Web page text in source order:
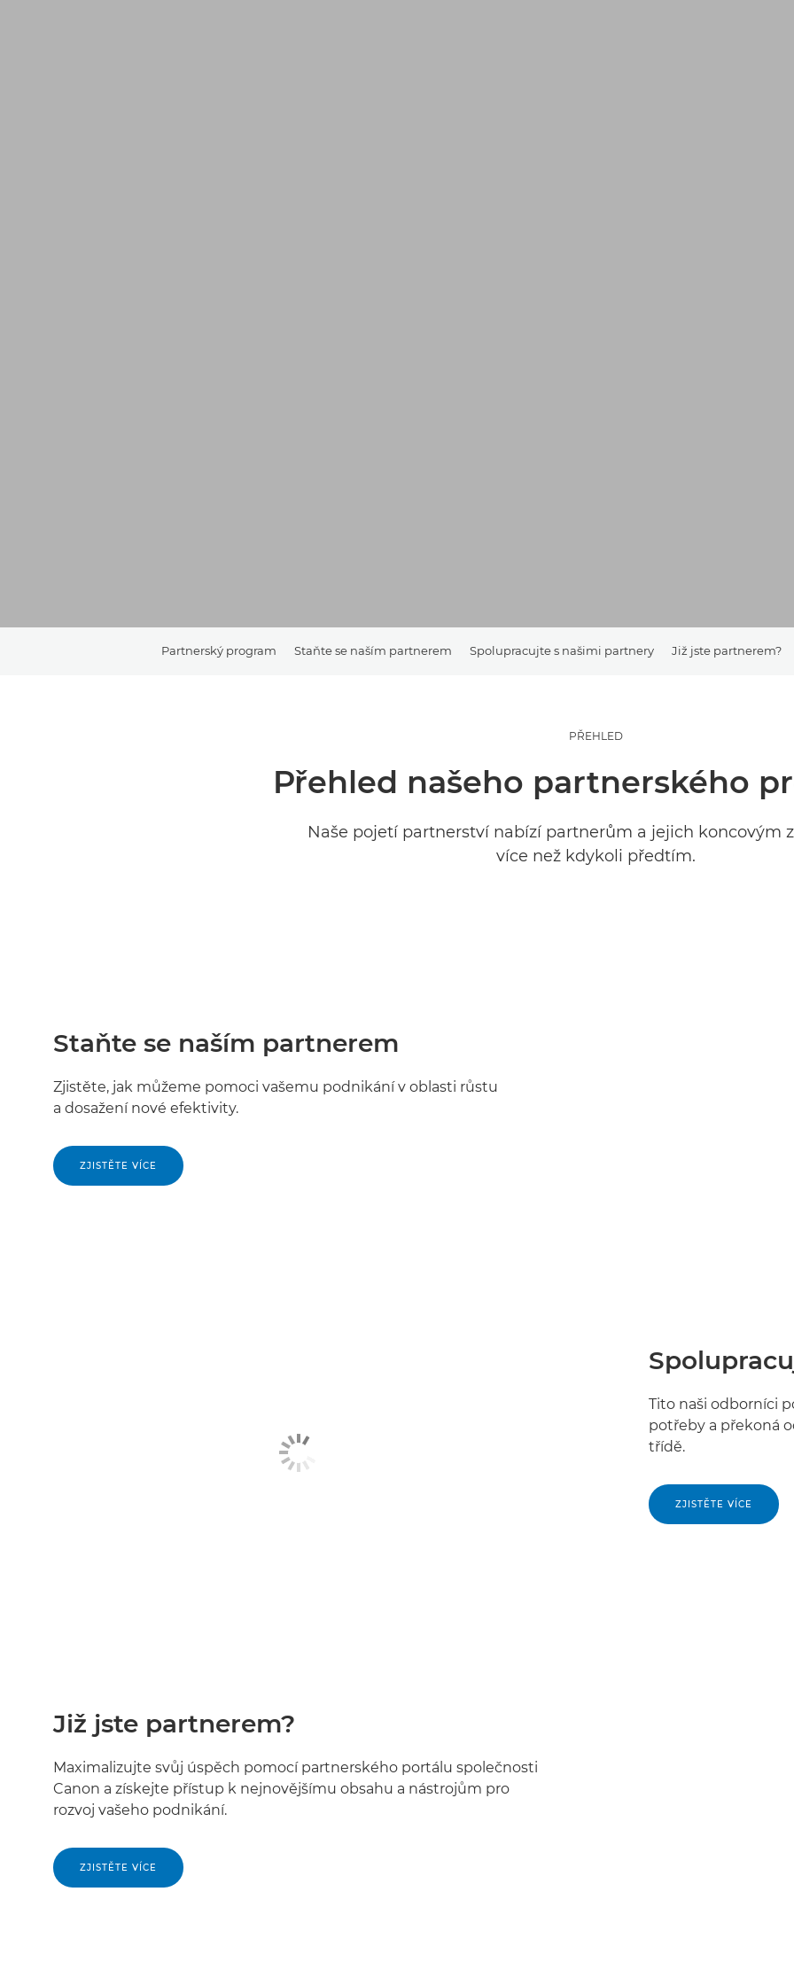
Partnerský program Staňte se naším partnerem Spolupracujte s našimi partnery Již jste partnerem?
PŘEHLED
Přehled našeho partnerského
Naše pojetí partnerství nabízí partnerům a jejich koncovým
více než kdykoli předtím.
Staňte se naším partnerem
Zjistěte, jak můžeme pomoci vašemu podnikání v oblasti růstu
a dosažení nové efektivity.
ZJISTĚTE VÍCE
Tito naši odborníci
potřeby a překoná
třídě.
ZJISTĚTE VÍCE
Již jste partnerem?
Maximalizujte svůj úspěch pomocí partnerského portálu společnosti
Canon a získejte přístup k nejnovějšímu obsahu a nástrojům pro
rozvoj vašeho podnikání.
ZJISTĚTE VÍCE